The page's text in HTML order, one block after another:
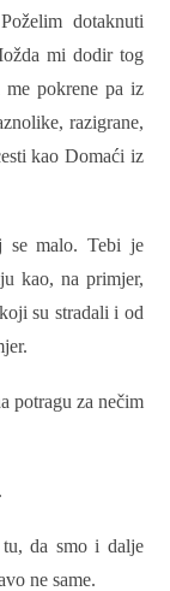
dotaknuti
mi dodir tog
me pokrene pa iz
razigrane,
kao Domaći iz
se malo. Tebi je
kao, na primjer,
su stradali i od
potragu za nečim
da smo i dalje
ne same.